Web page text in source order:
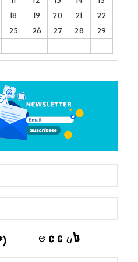
18 19 20 21
22
25 26 27 28
29